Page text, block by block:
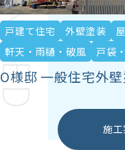
戸建て住宅 外壁塗装
軒天・雨樋・破風
戸袋
O様邸 一般住宅外
施